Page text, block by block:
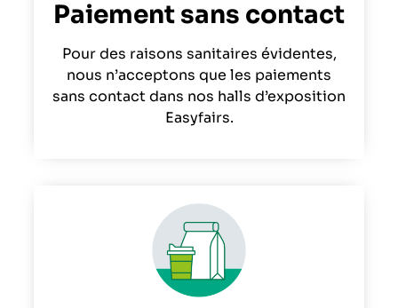
Paiement sans contact
Pour des raisons sanitaires évidentes,
nous n’acceptons que les paiements
sans contact dans nos halls d’exposition
Easyfairs.